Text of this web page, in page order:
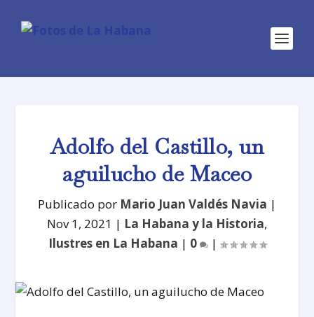
Adolfo del Castillo, un
aguilucho de Maceo
Publicado por Mario Juan Valdés Navia |
Nov 1, 2021 | La Habana y la Historia,
Ilustres en La Habana | 0 |